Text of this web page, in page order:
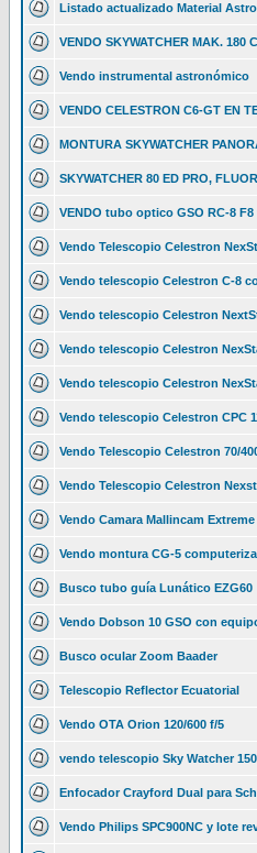
Listado actualizado Material
VENDO SKYWATCHER MAK. 180
Vendo instrumental astronómico
VENDO CELESTRON C6-GT EN
MONTURA SKYWATCHER
SKYWATCHER 80 ED PRO,
VENDO tubo optico GSO RC-8
Vendo Telescopio Celestron
Vendo telescopio Celestron C-8
Vendo telescopio Celestron
Vendo telescopio Celestron
Vendo telescopio Celestron
Vendo telescopio Celestron CPC
Vendo Telescopio Celestron 70/
Vendo Telescopio Celestron
Vendo Camara Mallincam
Vendo montura CG-5
Busco tubo guía Lunático EZG60
Vendo Dobson 10 GSO con
Busco ocular Zoom Baader
Telescopio Reflector Ecuatorial
Vendo OTA Orion 120/600 f/5
vendo telescopio Sky Watcher
Enfocador Crayford Dual para
Vendo Philips SPC900NC y lote